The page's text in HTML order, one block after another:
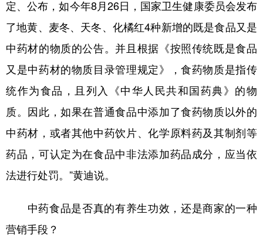
定、公布，如今年8月26日，国家卫生健康委员会发布
了地黄、麦冬、天冬、化橘红4种新增的既是食品又是
中药材的物质的公告。并且根据《按照传统既是食品
又是中药材的物质目录管理规定》，食药物质是指传
统作为食品，且列入《中华人民共和国药典》的物
质。因此，如果在普通食品中添加了食药物质以外的
中药材，或者其他中药饮片、化学原料药及其制剂等
药品，可认定为在食品中非法添加药品成分，应当依
法进行处罚。”黄迪说。
中药食品是否真的有养生功效，还是商家的一种
营销手段？